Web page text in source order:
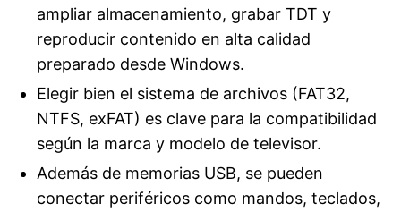
ampliar almacenamiento, grabar TDT y
reproducir contenido en alta calidad
preparado desde Windows.
Elegir bien el sistema de archivos (FAT32,
NTFS, exFAT) es clave para la compatibilidad
según la marca y modelo de televisor.
Además de memorias USB, se pueden
conectar periféricos como mandos, teclados,